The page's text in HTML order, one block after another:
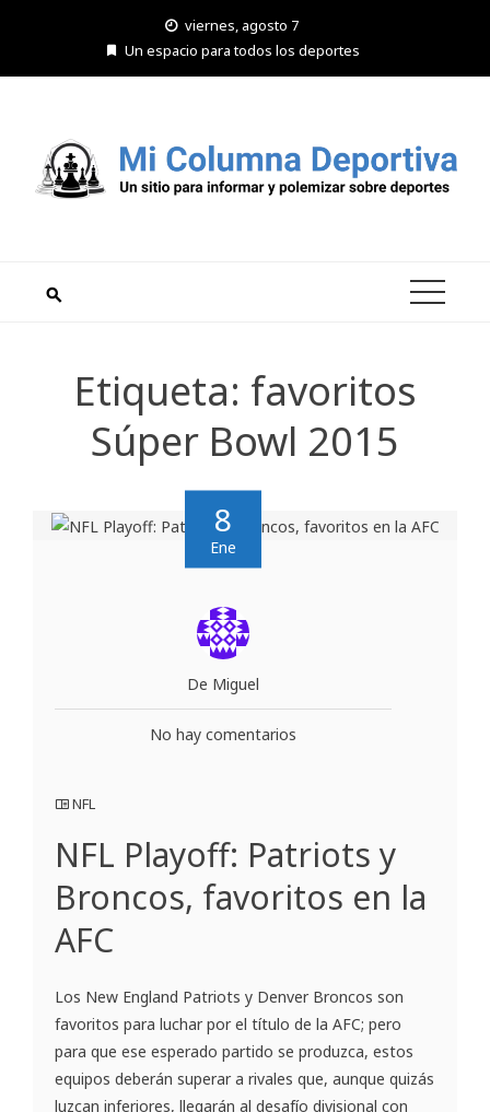
viernes, agosto 7
Un espacio para todos los deportes
Etiqueta: favoritos
Súper Bowl 2015
8
Ene
De Miguel
No hay comentarios
NFL
NFL Playoff: Patriots y
Broncos, favoritos en la
AFC
Los New England Patriots y Denver Broncos son
favoritos para luchar por el título de la AFC; pero
para que ese esperado partido se produzca, estos
equipos deberán superar a rivales que, aunque quizás
luzcan inferiores, llegarán al desafío divisional con